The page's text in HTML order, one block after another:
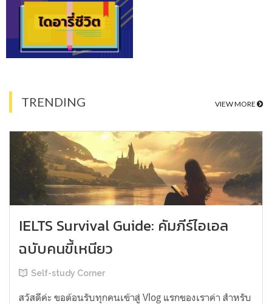
TRENDING VIEW MORE
IELTS Survival Guide: คัมภีร์ไอเอล
ฉบับคนขี้เหนียว
Self-study Corner
สวัสดีค่ะ ขอต้อนรับทุกคนเข้าสู่ Vlog แรกของเราค่า สำหรับ